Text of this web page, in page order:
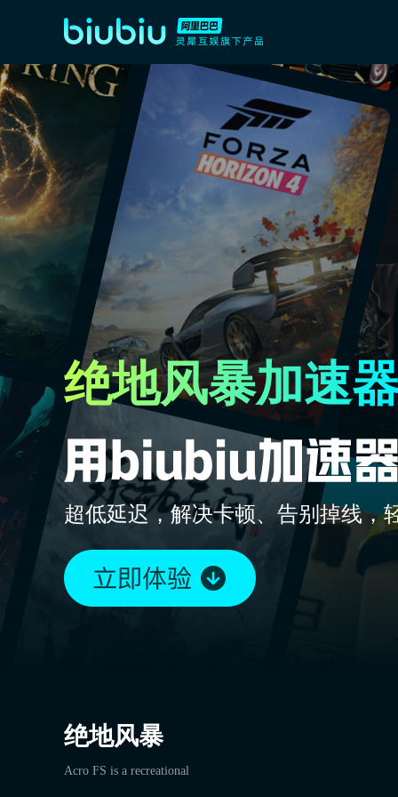
绝地风暴加速
超低延迟，解决卡顿、告别掉线，
绝地风暴
Acro FS is a recreational